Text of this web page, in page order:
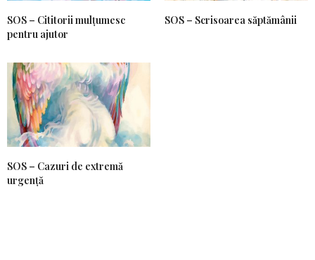
SOS – Cititorii mulțumesc
pentru ajutor
SOS – Scrisoarea săptămânii
SOS – Cazuri de extremă
urgență